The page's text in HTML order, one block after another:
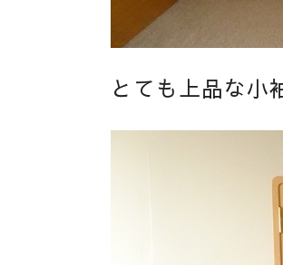
とても上品な小